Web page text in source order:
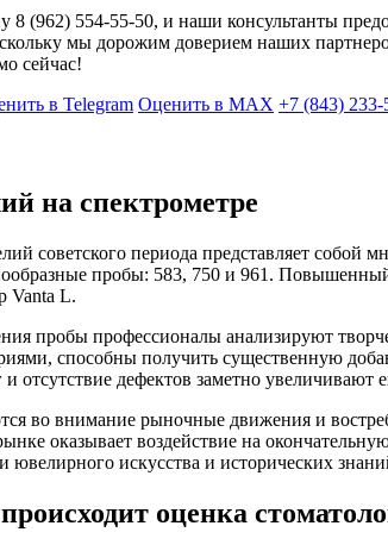
8 (962) 554-55-50, и наши консультанты
мы дорожим доверием наших
сейчас!
в Telegram Оценить в MAX +7 (843) 233-
на спектрометре
советского периода представляет
пробы: 583, 750 и 961. Повышенный
Vanta L.
пробы профессионалы анализируют
способны получить существенную
отсутствие дефектов заметно увеличивают
во внимание рыночные движения и
оказывает воздействие на
ювелирного искусства и исторических
оценка